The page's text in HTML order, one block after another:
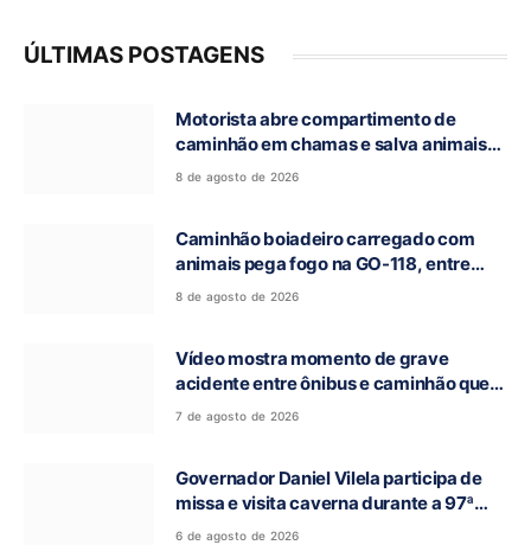
ÚLTIMAS POSTAGENS
Motorista abre compartimento de
caminhão em chamas e salva animais
na GO-118, entre Campos Belos e Monte
8 de agosto de 2026
Caminhão boiadeiro carregado com
animais pega fogo na GO-118, entre
Campos Belos e Monte Alegre de Goiás
8 de agosto de 2026
Vídeo mostra momento de grave
acidente entre ônibus e caminhão que
deixou cinco mortos na GO-010, em
7 de agosto de 2026
Governador Daniel Vilela participa de
missa e visita caverna durante a 97ª
Romaria do Bom Jesus da Lapa de Terra
6 de agosto de 2026